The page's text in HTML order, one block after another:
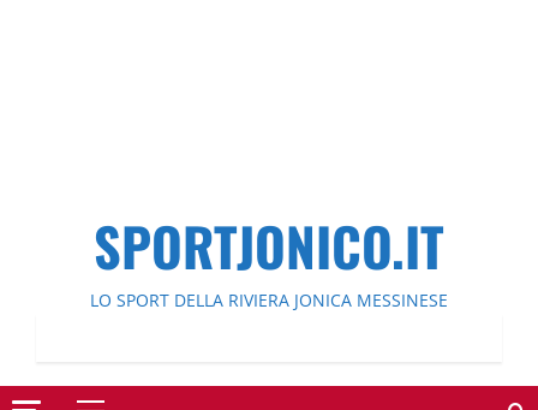
SPORTJONICO.IT
LO SPORT DELLA RIVIERA JONICA MESSINESE